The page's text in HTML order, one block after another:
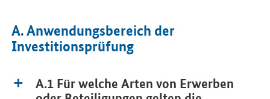
A. Anwendungsbereich der
Investitionsprüfung
A.1 Für welche Arten von Erwerben